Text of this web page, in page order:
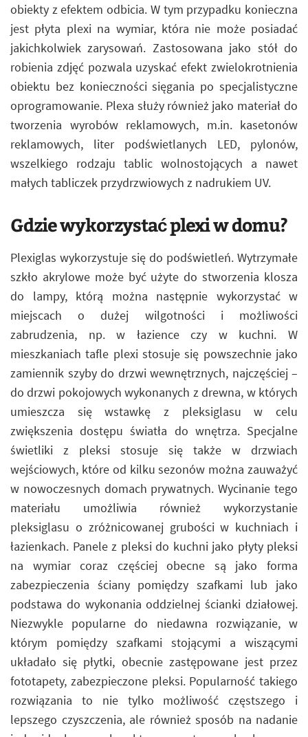
obiekty z efektem odbicia. W tym przypadku konieczna
jest płyta plexi na wymiar, która nie może posiadać
jakichkolwiek zarysowań. Zastosowana jako stół do
robienia zdjęć pozwala uzyskać efekt zwielokrotnienia
obiektu bez konieczności sięgania po specjalistyczne
oprogramowanie. Plexa służy również jako materiał do
tworzenia wyrobów reklamowych, m.in. kasetonów
reklamowych, liter podświetlanych LED, pylonów,
wszelkiego rodzaju tablic wolnostojących a nawet
małych tabliczek przydrzwiowych z nadrukiem UV.
Gdzie wykorzystać plexi w domu?
Plexiglas wykorzystuje się do podświetleń. Wytrzymałe
szkło akrylowe może być użyte do stworzenia klosza
do lampy, którą można następnie wykorzystać w
miejscach o dużej wilgotności i możliwości
zabrudzenia, np. w łazience czy w kuchni. W
mieszkaniach tafle plexi stosuje się powszechnie jako
zamiennik szyby do drzwi wewnętrznych, najczęściej –
do drzwi pokojowych wykonanych z drewna, w których
umieszcza się wstawkę z pleksiglasu w celu
zwiększenia dostępu światła do wnętrza. Specjalne
świetliki z pleksi stosuje się także w drzwiach
wejściowych, które od kilku sezonów można zauważyć
w nowoczesnych domach prywatnych. Wycinanie tego
materiału umożliwia również wykorzystanie
pleksiglasu o zróżnicowanej grubości w kuchniach i
łazienkach. Panele z pleksi do kuchni jako płyty pleksi
na wymiar coraz częściej obecne są jako forma
zabezpieczenia ściany pomiędzy szafkami lub jako
podstawa do wykonania oddzielnej ścianki działowej.
Niezwykle popularne do niedawna rozwiązanie, w
którym pomiędzy szafkami stojącymi a wiszącymi
układało się płytki, obecnie zastępowane jest przez
fototapety, zabezpieczone pleksi. Popularność takiego
rozwiązania to nie tylko możliwość częstszego i
lepszego czyszczenia, ale również sposób na nadanie